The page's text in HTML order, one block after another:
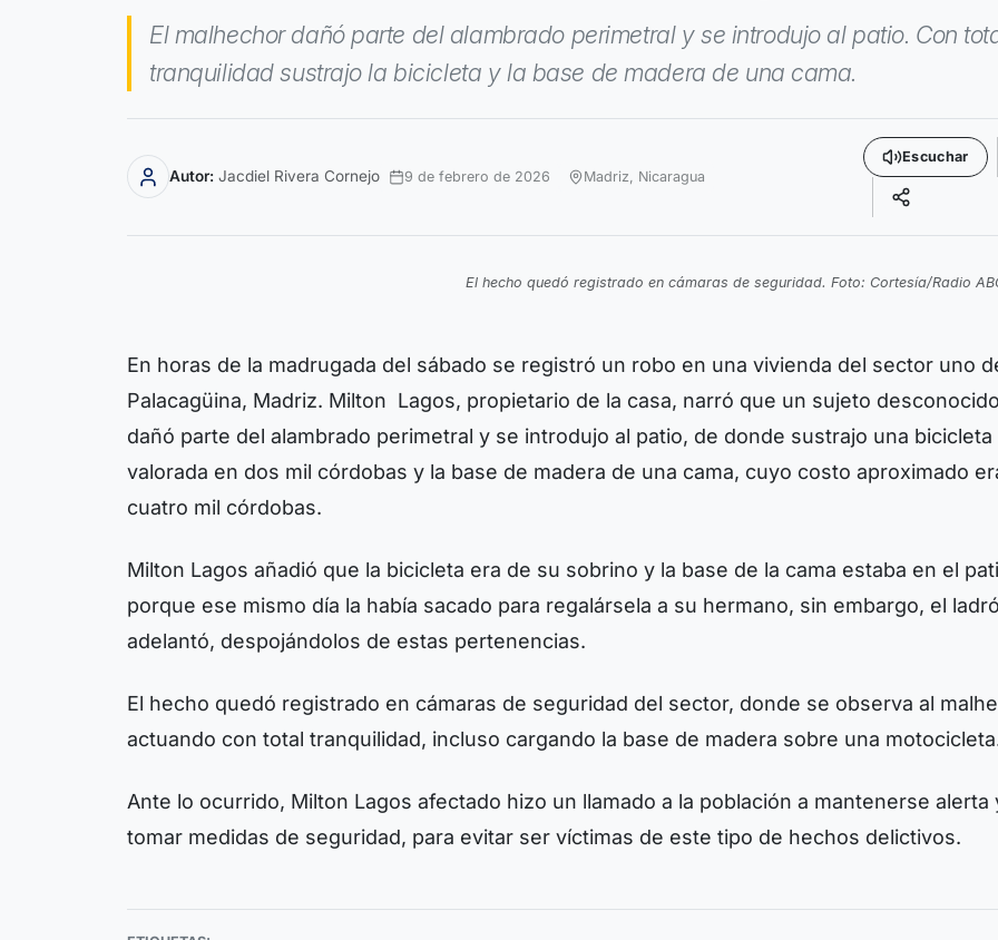
El malhechor dañó parte del alambrado perimetral y se introdujo al patio. Con
tranquilidad sustrajo la bicicleta y la base de madera de una cama.
Autor: Jacdiel Rivera Cornejo 9 de febrero de 2026 Madriz, Nicaragua
Escuchar
El hecho quedó registrado en cámaras de seguridad. Foto: Cortesía/Radio
En horas de la madrugada del sábado se registró un robo en una vivienda del sector uno
Palacagüina, Madriz. Milton Lagos, propietario de la casa, narró que un sujeto desconocido
dañó parte del alambrado perimetral y se introdujo al patio, de donde sustrajo una bicicleta
valorada en dos mil córdobas y la base de madera de una cama, cuyo costo aproximado
cuatro mil córdobas.
Milton Lagos añadió que la bicicleta era de su sobrino y la base de la cama estaba en el
porque ese mismo día la había sacado para regalársela a su hermano, sin embargo, el
adelantó, despojándolos de estas pertenencias.
El hecho quedó registrado en cámaras de seguridad del sector, donde se observa al
actuando con total tranquilidad, incluso cargando la base de madera sobre una
Ante lo ocurrido, Milton Lagos afectado hizo un llamado a la población a mantenerse alerta
tomar medidas de seguridad, para evitar ser víctimas de este tipo de hechos delictivos.